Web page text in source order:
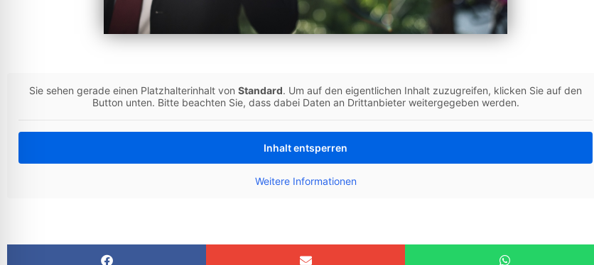
Sie sehen gerade einen Platzhalterinhalt von Standard. Um auf den eigentlichen Inhalt zuzugreifen, klicken Sie auf den
Button unten. Bitte beachten Sie, dass dabei Daten an Drittanbieter weitergegeben werden.
Inhalt entsperren
Weitere Informationen